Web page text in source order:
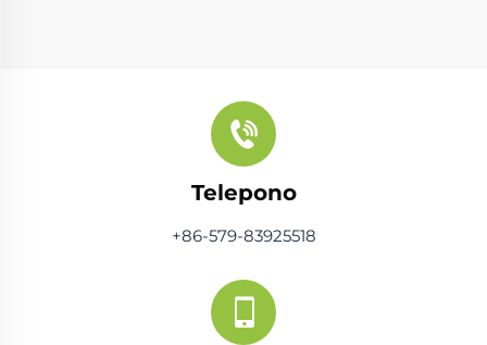
Telepono
+86-579-83925518